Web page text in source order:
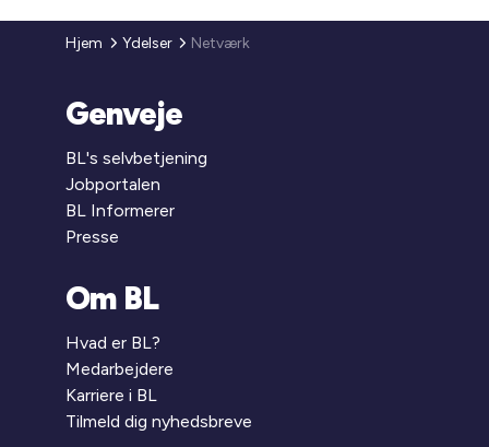
Hjem Ydelser Netværk
Genveje
BL's selvbetjening
Jobportalen
BL Informerer
Presse
Om BL
Hvad er BL?
Medarbejdere
Karriere i BL
Tilmeld dig nyhedsbreve